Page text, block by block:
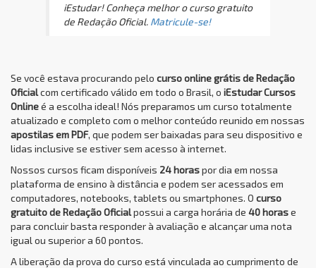
iEstudar! Conheça melhor o curso gratuito
de Redação Oficial. Matricule-se!
Se você estava procurando pelo curso online grátis de Redação
Oficialcom certificado válido em todo o Brasil, o iEstudar Cursos
Onlineé a escolha ideal! Nós preparamos um curso totalmente
atualizado e completo com o melhor conteúdo reunido em nossas
apostilas em PDF, que podem ser baixadas para seu dispositivo e
lidas inclusive se estiver sem acesso à internet.
Nossos cursos ficam disponíveis 24 horaspor dia em nossa
plataforma de ensino à distância e podem ser acessados em
computadores, notebooks, tablets ou smartphones. O curso
gratuito de Redação Oficialpossui a carga horária de 40 horase
para concluir basta responder à avaliação e alcançar uma nota
igual ou superior a 60 pontos.
A liberação da prova do curso está vinculada ao cumprimento de